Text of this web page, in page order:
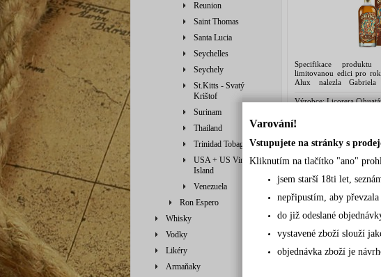
Reunion
Saint Thomas
Santa Lucia
Seychelles
Seychely
St.Kitts - Svatý
Krištof
Surinam
Thailand
Trinidad Tobago
USA + US Virgin
Island
Venezuela
Ron Espero
Whisky
Vodky
Likéry
Armaňaky
Specifikace
limitovanou edici pro
Alux nalezla
v mayských legendách,
bohů...
Výrobce:Licorera
Cena:
Detail
CIHUATAN
Varování!
Vstupujete na stránky s
Kliknutím na tlačítko "ano"
jsem starší 18ti let,
nepřipustím, aby
do již odeslané
vystavené zboží slouží
objednávka zboží je